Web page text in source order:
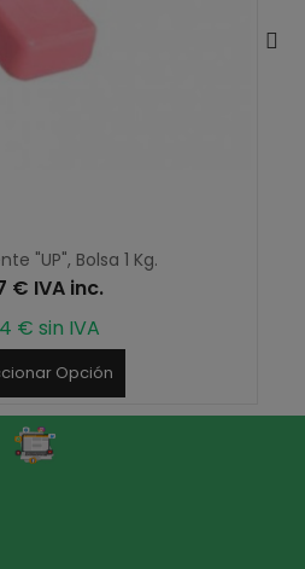
"UP", Bolsa 1 Kg.
€ IVA inc.
€ sin IVA
Opción